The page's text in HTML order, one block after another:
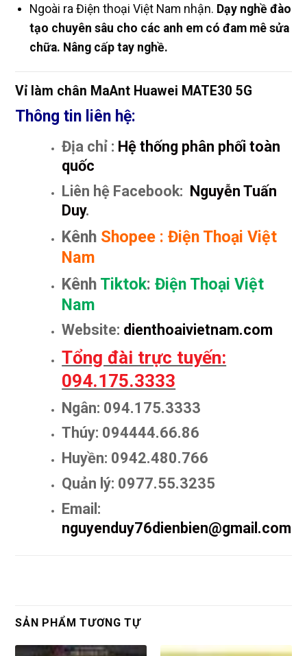
Ngoài ra Điện thoại Việt Nam nhận. Dạy nghề đào
tạo chuyên sâu cho các anh em có đam mê sửa
chữa. Nâng cấp tay nghề.
Vỉ làm chân MaAnt Huawei MATE30 5G
Thông tin liên hệ:
Địa chỉ : Hệ thống phân phối toàn
quốc
Liên hệ Facebook: Nguyễn Tuấn
Duy.
Kênh Shopee :Điện Thoại Việt
Nam
Kênh Tiktok:Điện Thoại Việt
Nam
Website: dienthoaivietnam.com
Tổng đài trực tuyến:
094.175.3333
Ngân: 094.175.3333
Thúy: 094444.66.86
Huyền: 0942.480.766
Quản lý: 0977.55.3235
Email:
nguyenduy76dienbien@gmail.com
SẢN PHẨM TƯƠNG TỰ